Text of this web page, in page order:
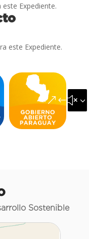
Expediente.
este Expediente.
Sostenible